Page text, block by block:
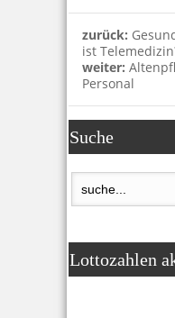
zurück:
ist
weiter:
Personal
Suche
Lottozahlen